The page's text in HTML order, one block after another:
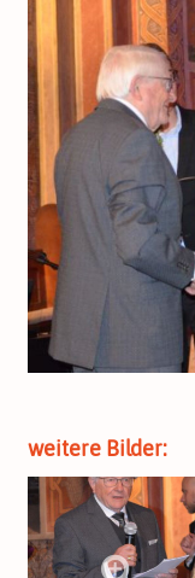
weitere Bilder: